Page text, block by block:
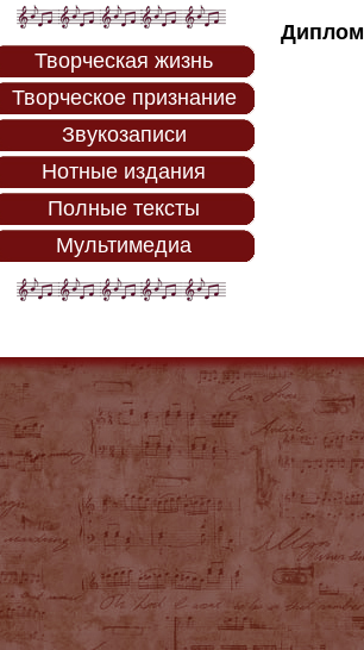
Творческая жизнь
Творческое признание
Звукозаписи
Нотные издания
Полные тексты
Мультимедиа
Диплом